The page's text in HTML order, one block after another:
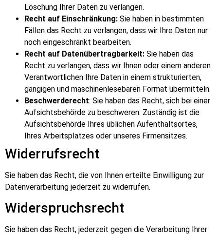
Löschung Ihrer Daten zu verlangen.
Recht auf Einschränkung: Sie haben in bestimmten
Fällen das Recht zu verlangen, dass wir Ihre Daten nur
noch eingeschränkt bearbeiten.
Recht auf Datenübertragbarkeit: Sie haben das
Recht zu verlangen, dass wir Ihnen oder einem anderen
Verantwortlichen Ihre Daten in einem strukturierten,
gängigen und maschinenlesebaren Format übermitteln.
Beschwerderecht: Sie haben das Recht, sich bei einer
Aufsichtsbehörde zu beschweren. Zuständig ist die
Aufsichtsbehörde Ihres üblichen Aufenthaltsortes,
Ihres Arbeitsplatzes oder unseres Firmensitzes.
Widerrufsrecht
Sie haben das Recht, die von Ihnen erteilte Einwilligung zur
Datenverarbeitung jederzeit zu widerrufen.
Widerspruchsrecht
Sie haben das Recht, jederzeit gegen die Verarbeitung Ihrer